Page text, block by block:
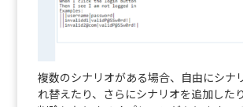
複数のシナリオがある場合、自由にシナ
れ替えたり、さらにシナリオを追加した